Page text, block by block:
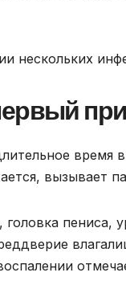
нескольких
время
вызывает
пениса,